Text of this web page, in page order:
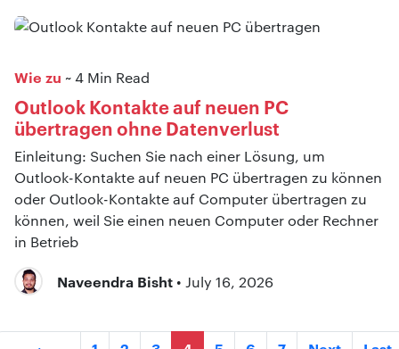
Wie zu ~ 4 Min Read
Outlook Kontakte auf neuen PC
übertragen ohne Datenverlust
Einleitung: Suchen Sie nach einer Lösung, um
Outlook-Kontakte auf neuen PC übertragen zu können
oder Outlook-Kontakte auf Computer übertragen zu
können, weil Sie einen neuen Computer oder Rechner
in Betrieb
Naveendra Bisht • July 16, 2026